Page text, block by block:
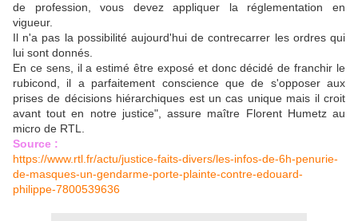
de profession, vous devez appliquer la réglementation en
vigueur.
Il n'a pas la possibilité aujourd'hui de contrecarrer les ordres qui
lui sont donnés.
En ce sens, il a estimé être exposé et donc décidé de franchir le
rubicond, il a parfaitement conscience que de s'opposer aux
prises de décisions hiérarchiques est un cas unique mais il croit
avant tout en notre justice", assure maître Florent Humetz au
micro de RTL.
Source :
https://www.rtl.fr/actu/justice-faits-divers/les-infos-de-6h-penurie-
de-masques-un-gendarme-porte-plainte-contre-edouard-
philippe-7800539636